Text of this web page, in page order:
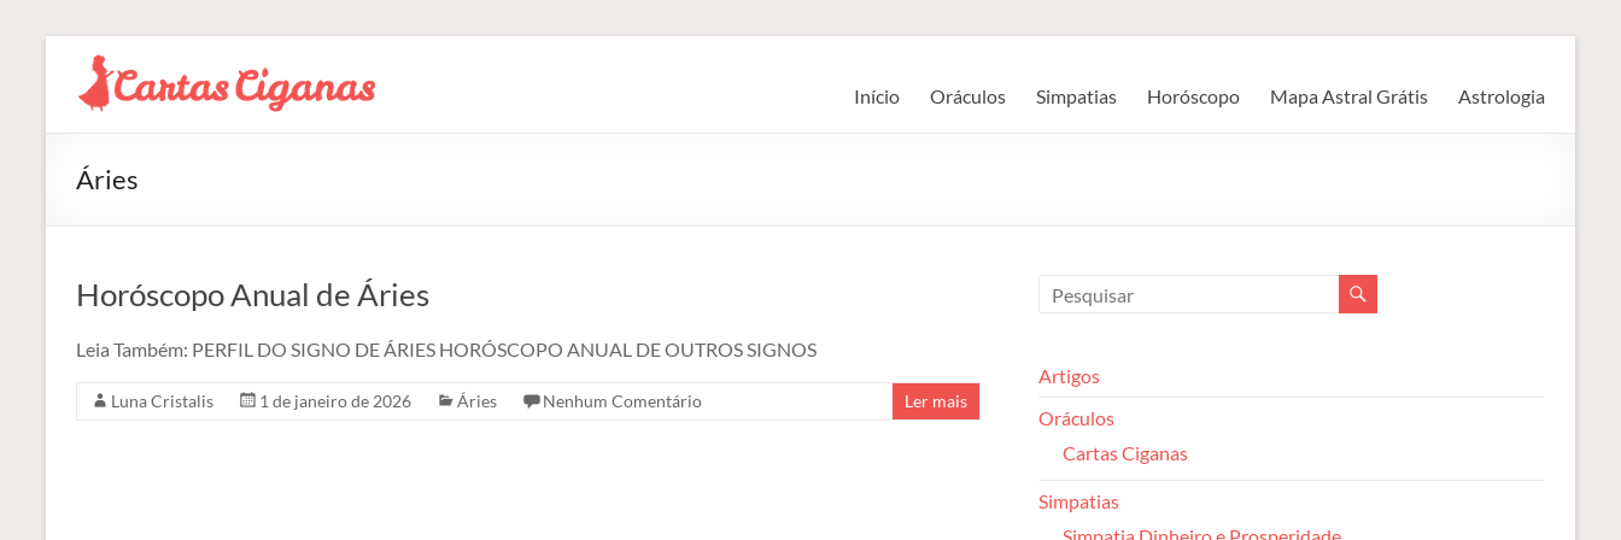
conteúdo
Blog
Ciganas
Tarot
Online
Início Oráculos Simpatias Horóscopo Mapa Astral Grátis Astrologia
Áries
Horóscopo Anual de Áries
Leia Também: PERFIL DO SIGNO DE ÁRIES HORÓSCOPO ANUAL DE OUTROS SIGNOS
Luna Cristalis 1 de janeiro de 2026 Áries Nenhum Comentário Ler mais
Artigos
Oráculos
Cartas Ciganas
Simpatias